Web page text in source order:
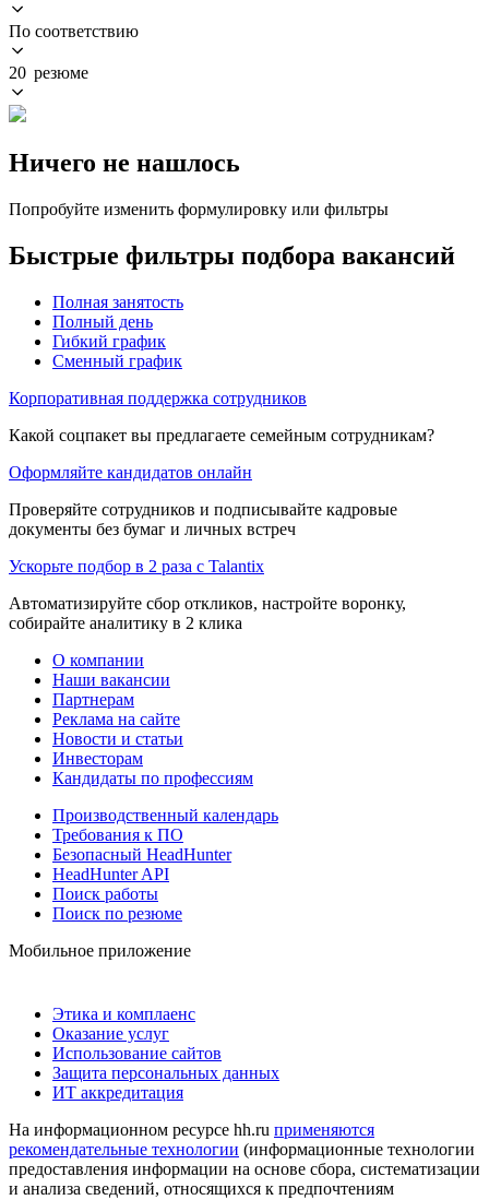
По соответствию
20 резюме
Ничего не нашлось
Попробуйте изменить формулировку или фильтры
Быстрые фильтры подбора вакансий
Полная занятость
Полный день
Гибкий график
Сменный график
Корпоративная поддержка сотрудников
Какой соцпакет вы предлагаете семейным сотрудникам?
Оформляйте кандидатов онлайн
Проверяйте сотрудников и подписывайте кадровые
документы без бумаг и личных встреч
Ускорьте подбор в 2 раза с Talantix
Автоматизируйте сбор откликов, настройте воронку,
собирайте аналитику в 2 клика
О компании
Наши вакансии
Партнерам
Реклама на сайте
Новости и статьи
Инвесторам
Кандидаты по профессиям
Производственный календарь
Требования к ПО
Безопасный HeadHunter
HeadHunter API
Поиск работы
Поиск по резюме
Мобильное приложение
Этика и комплаенс
Оказание услуг
Использование сайтов
Защита персональных данных
ИТ аккредитация
На информационном ресурсе hh.ru применяются
рекомендательные технологии (информационные технологии
предоставления информации на основе сбора, систематизации
и анализа сведений, относящихся к предпочтениям